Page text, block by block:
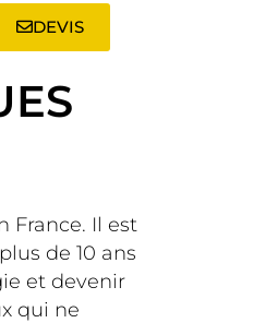
DEVIS
France. Il est
de 10 ans
et devenir
qui ne